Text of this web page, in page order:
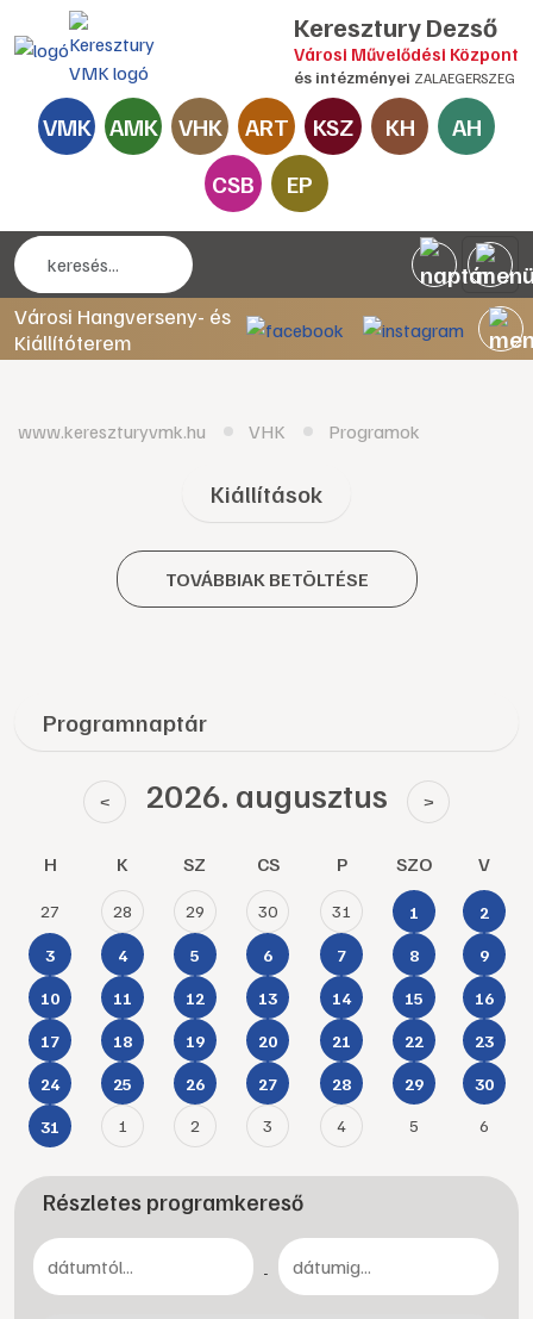
Keresztury Dezső
Városi Művelődési Központ
és intézményei ZALAEGERSZEG
VMK AMK VHK ART KSZ KH
AH
CSB
EP
Városi Hangverseny- és
Kiállítóterem
www.kereszturyvmk.hu VHK Programok
Kiállítások
TOVÁBBIAK BETÖLTÉSE
Programnaptár
< 2026. augusztus >
H K SZ CS P SZO V
27 28 29 30 31 1 2
3 4 5 6 7 8 9
10 11 12 13 14 15 16
17 18 19 20 21 22 23
24 25 26 27 28 29 30
31 1 2 3 4 5 6
Részletes programkereső
-